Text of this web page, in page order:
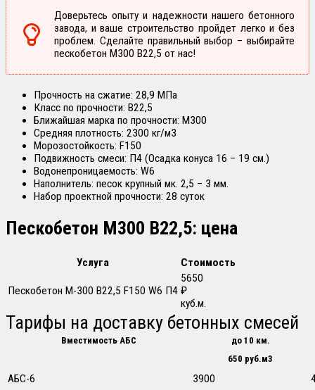
Доверьтесь опыту и надежности нашего бетонного
завода, и ваше строительство пройдет легко и без
проблем. Сделайте правильный выбор – выбирайте
пескобетон М300 B22,5 от нас!
Прочность на сжатие: 28,9 МПа
Класс по прочности: B22,5
Ближайшая марка по прочности: М300
Средняя плотность: 2300 кг/м3
Морозостойкость: F150
Подвижность смеси: П4 (Осадка конуса 16 – 19 см.)
Водонепроницаемость: W6
Наполнитель: песок крупный мк. 2,5 – 3 мм.
Набор проектной прочности: 28 суток
Пескобетон М300 В22,5: цена
Услуга Стоимость
Пескобетон М-300 В22,5 F150 W6 П4
5650
₽
куб.м.
Тарифы на доставку бетонных смесей
Вместимость АБС
до 10 км.
650 руб.м3
АБС-6 3900